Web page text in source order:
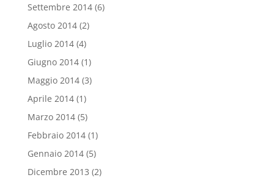
Settembre 2014(6)
Agosto 2014(2)
Luglio 2014(4)
Giugno 2014(1)
Maggio 2014(3)
Aprile 2014(1)
Marzo 2014(5)
Febbraio 2014(1)
Gennaio 2014(5)
Dicembre 2013 (2)